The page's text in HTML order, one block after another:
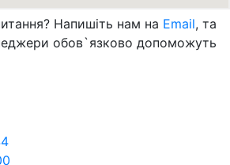
Напишіть нам на Email, та
обов`язково допоможуть